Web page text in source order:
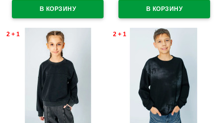
2 + 1 2 + 1